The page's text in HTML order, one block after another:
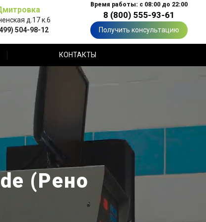
д.17 к.6
504-98-12
Время работы: с 08:00 до 22:00
8 (800) 555-93-61
Получить консультацию
КОНТАКТЫ
(Рено